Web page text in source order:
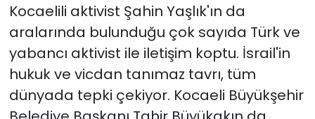
Kocaelili aktivist Şahin Yaşlık'ın da
aralarında bulunduğu çok sayıda Türk ve
yabancı aktivist ile iletişim koptu. İsrail'in
hukuk ve vicdan tanımaz tavrı, tüm
dünyada tepki çekiyor. Kocaeli Büyükşehir